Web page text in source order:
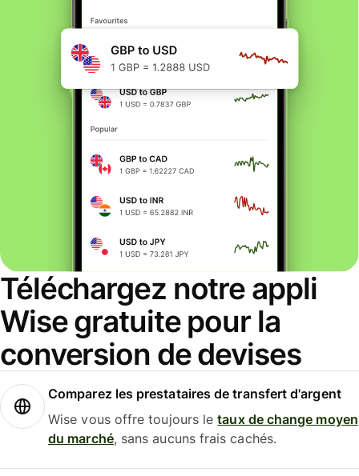
Téléchargez notre appli
Wise gratuite pour la
conversion de devises
Comparez les prestataires de transfert d'argent
Wise vous offre toujours letaux de change moyen
du marché, sans aucuns frais cachés.